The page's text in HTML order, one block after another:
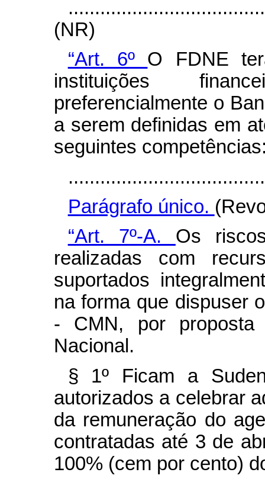
(NR)
“Art. 6º O FDNE
instituições
preferencialmente o
a serem definidas em
seguintes
Parágrafo único.
“Art. 7º-A. Os
realizadas com
suportados
na forma que dispuser
- CMN, por proposta
Nacional.
§ 1º Ficam a
autorizados a celebrar
da remuneração do
contratadas até 3 de
100% (cem por cento)